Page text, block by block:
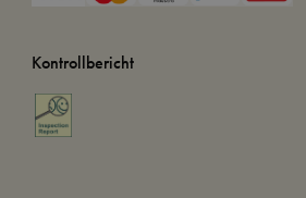
Kontrollbericht